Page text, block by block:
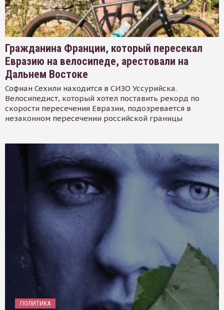
Гражданина Франции, который пересекал
Евразию на велосипеде, арестовали на
Дальнем Востоке
Софиан Сехили находится в СИЗО Уссурийска.
Велосипедист, который хотел поставить рекорд по
скорости пересечения Евразии, подозревается в
незаконном пересечении российской границы
ПОЛИТИКА